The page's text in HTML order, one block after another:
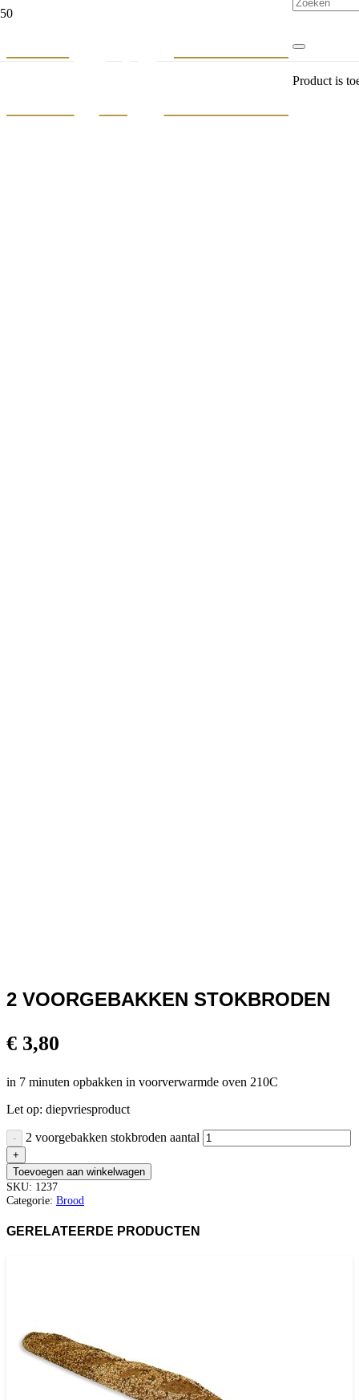
Product is
2 VOORGEBAKKEN STOKBRODEN
€ 3,80
in 7 minuten opbakken in voorverwarmde oven 210C
Let op: diepvriesproduct
2 voorgebakken stokbroden aantal
Toevoegen aan winkelwagen
SKU: 1237
Categorie: Brood
GERELATEERDE PRODUCTEN